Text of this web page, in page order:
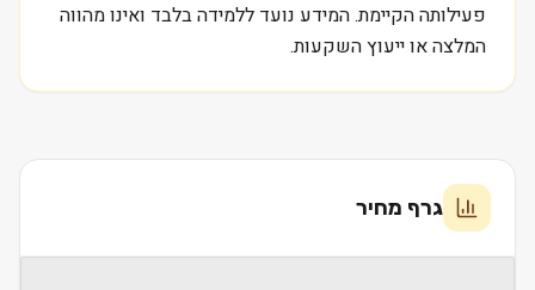
פעילותה הקיימת. המידע נועד ללמידה בלבד ואינו מהווה
המלצה או ייעוץ השקעות.
גרף מחיר